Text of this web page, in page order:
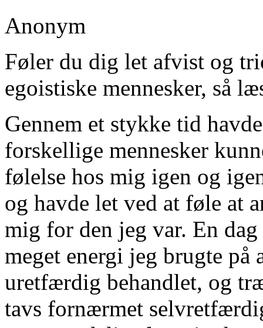
Anonym
Føler du dig let afvist og
egoistiske mennesker, så
Gennem et stykke tid
forskellige mennesker
følelse hos mig igen og
og havde let ved at føle at
mig for den jeg var. En
meget energi jeg brugte
uretfærdig behandlet, og
tavs fornærmet